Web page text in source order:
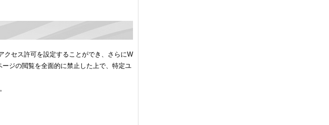
クセス許可を設定することができ、さらにW
ジの閲覧を全面的に禁止した上で、特定ユ